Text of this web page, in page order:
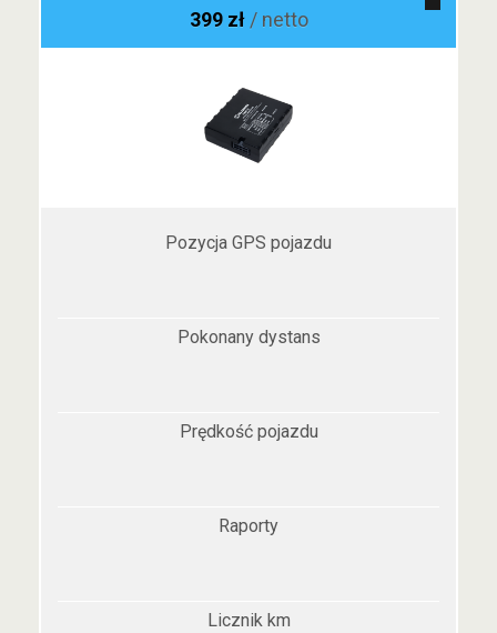
399 zł / netto
Pozycja GPS pojazdu
Pokonany dystans
Prędkość pojazdu
Raporty
Licznik km